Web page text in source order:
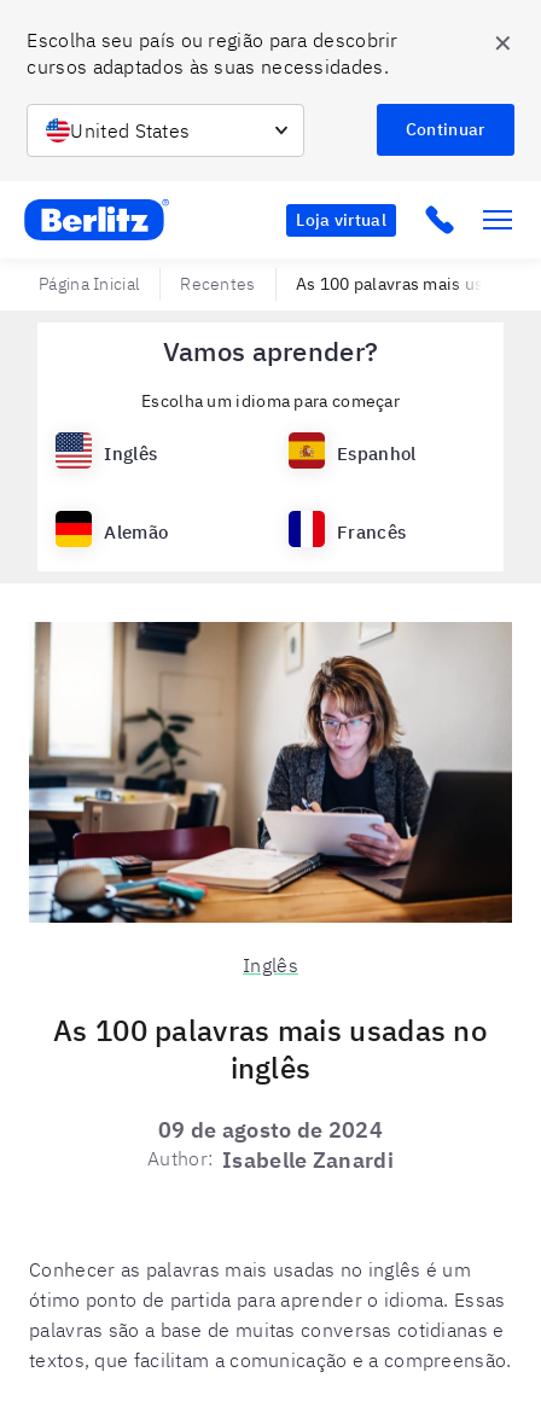
Escolha seu país ou região para descobrir
cursos adaptados às suas necessidades.
United States Continuar
✕
Berlitz BR Loja virtual Click to
Página Inicial Recentes As 100 palavras mais usadas
Vamos aprender?
Escolha um idioma para começar
Inglês Espanhol
Alemão Francês
Inglês
As 100 palavras mais usadas no
inglês
09 de agosto de 2024
Author: Isabelle Zanardi
Conhecer as palavras mais usadas no inglês é um
ótimo ponto de partida para aprender o idioma. Essas
palavras são a base de muitas conversas cotidianas e
textos, que facilitam a comunicação e a compreensão.